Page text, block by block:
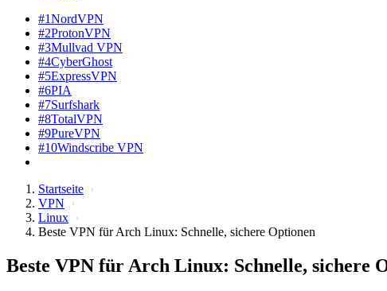
#1NordVPN
#2ProtonVPN
#3Mullvad VPN
#4CyberGhost
#5ExpressVPN
#6PIA
#7Surfshark
#8TotalVPN
#9PureVPN
#10Windscribe VPN
Startseite
VPN
Linux
Beste VPN für Arch Linux: Schnelle, sichere Optionen
Beste VPN für Arch Linux: Schnelle, sichere